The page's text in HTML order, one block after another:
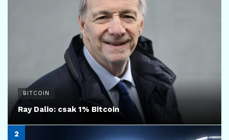
BITCOIN
Ray Dalio: csak 1% Bitcoin